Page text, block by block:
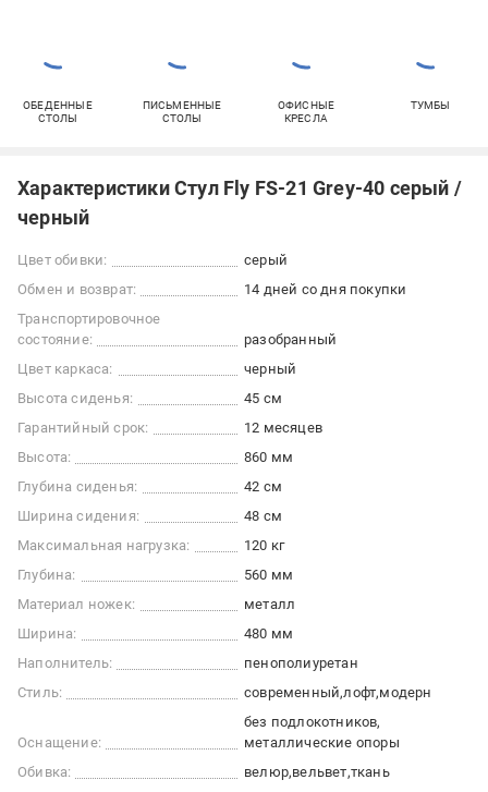
ОБЕДЕННЫЕ
СТОЛЫ
ПИСЬМЕННЫЕ
СТОЛЫ
ОФИСНЫЕ
КРЕСЛА
ТУМБЫ
Характеристики Стул Fly FS-21 Grey-40 серый /
черный
Цвет обивки:
серый
Обмен и возврат:
14 дней со дня покупки
Транспортировочное
состояние:
разобранный
Цвет каркаса:
черный
Высота сиденья:
45 см
Гарантийный срок:
12 месяцев
Высота:
860 мм
Глубина сиденья:
42 см
Ширина сидения:
48 см
Максимальная нагрузка:
120 кг
Глубина:
560 мм
Материал ножек:
металл
Ширина:
480 мм
Наполнитель:
пенополиуретан
Стиль:
современный лофт модерн
Оснащение:
без подлокотников
металлические опоры
Обивка:
велюр вельвет ткань